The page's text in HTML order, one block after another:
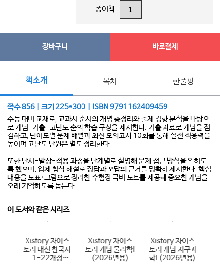
종이책
장바구니 바로결제
책소개 목차 한줄평
쪽수 856 | 크기 225*300 | ISBN 9791162409459
수능 대비 교재로, 교과서 순서의 개념 총정리와 출제 경향 분석을 바탕으
로 개념-기출-고난도 순의 학습 구성을 제시한다. 기출 자료로 개념을 점
검하고, 난이도별 문제 배열과 최신 모의고사 10회를 통해 실전 적응력을
높이며 고난도 단원은 별도 정리한다.
또한 단서-발상-적용 과정을 단계별로 설명해 문제 접근 방식을 익히도
록 했으며, 입체 첨삭 해설로 정답과 오답의 근거를 명확히 제시한다. 핵심
내용을 도표·그림으로 정리한 수험장 극비 노트를 제공해 중요한 개념을
오래 기억하도록 돕는다.
이 도서와 같은 시리즈
Xistory 자이스
토리 내신 한국사
1-22개정
Xistory 자이스
토리 개념 물리학I
(2026년용)
Xistory 자이스
토리 개념 지구과
학I (2026년용)